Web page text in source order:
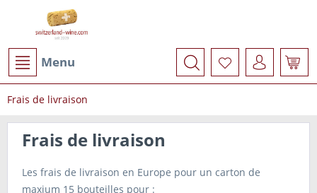
Menu
Frais de livraison
Frais de livraison
Les frais de livraison en Europe pour un carton de
maxium 15 bouteilles pour :